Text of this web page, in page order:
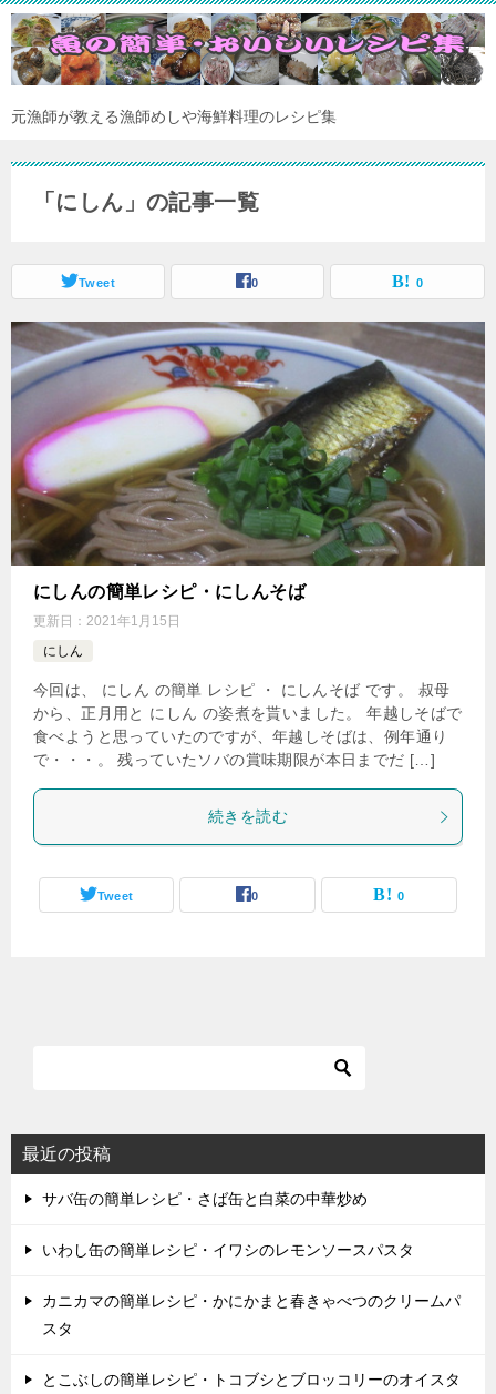
元漁師が教える漁師めしや海鮮料理のレシピ集
「にしん」の記事一覧
Tweet 0 0
にしんの簡単レシピ・にしんそば
更新日： 2021年1月15日
にしん
今回は、 にしん の簡単 レシピ ・ にしんそば です。 叔母
から、正月用と にしん の姿煮を貰いました。 年越しそばで
食べようと思っていたのですが、年越しそばは、例年通り
で・・・。 残っていたソバの賞味期限が本日までだ […]
続きを読む
Tweet 0 0
最近の投稿
サバ缶の簡単レシピ・さば缶と白菜の中華炒め
いわし缶の簡単レシピ・イワシのレモンソースパスタ
カニカマの簡単レシピ・かにかまと春きゃべつのクリームパ
スタ
とこぶしの簡単レシピ・トコブシとブロッコリーのオイスタ